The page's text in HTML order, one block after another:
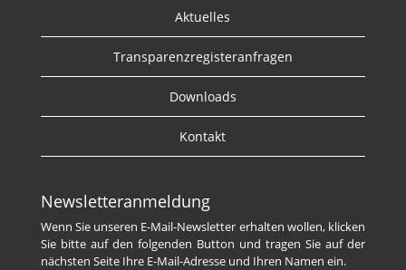
Aktuelles
Transparenzregisteranfragen
Downloads
Kontakt
Newsletteranmeldung
Wenn Sie unseren E-Mail-Newsletter erhalten wollen, klicken
Sie bitte auf den folgenden Button und tragen Sie auf der
nächsten Seite Ihre E-Mail-Adresse und Ihren Namen ein.